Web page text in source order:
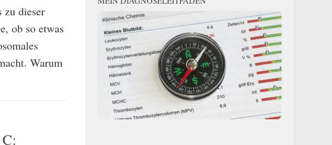
zu dieser
ob so etwas
Warum